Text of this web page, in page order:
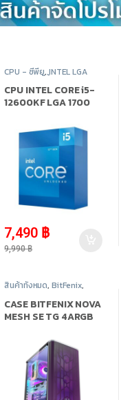
CPU - ซีพียู,INTEL LGA
สินค้าทั้งหมด
คอมพิวเตอร์
CPU INTEL CORE i5-
12600KF LGA 1700
7,490 ฿
9,990฿
สินค้าทั้งหมด, BitFenix,
เปล่า,อุปกรณ์คอมพิวเตอร์
CASE BITFENIX NOVA
MESH SE TG 4ARGB